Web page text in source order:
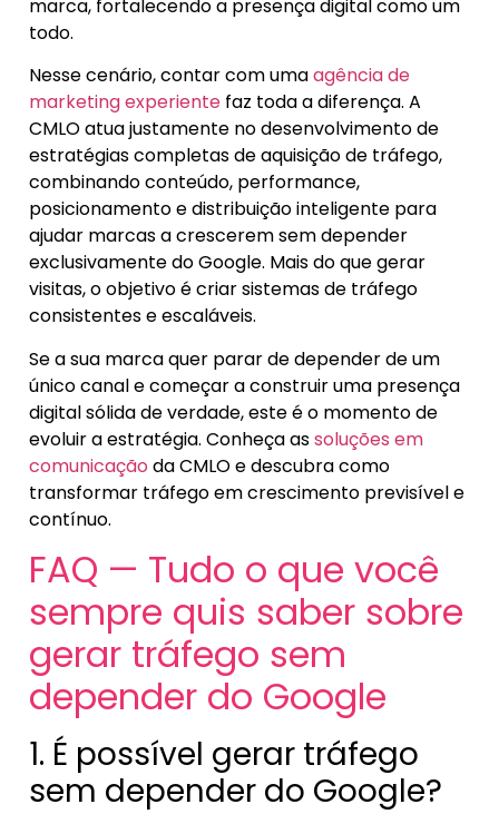
marca, fortalecendo a presença digital como um
todo.
Nesse cenário, contar com umaagência de
marketing experiente faz toda a diferença. A
CMLO atua justamente no desenvolvimento de
estratégias completas de aquisição de tráfego,
combinando conteúdo, performance,
posicionamento e distribuição inteligente para
ajudar marcas a crescerem sem depender
exclusivamente do Google. Mais do que gerar
visitas, o objetivo é criar sistemas de tráfego
consistentes e escaláveis.
Se a sua marca quer parar de depender de um
único canal e começar a construir uma presença
digital sólida de verdade, este é o momento de
evoluir a estratégia. Conheça assoluções em
comunicação da CMLO e descubra como
transformar tráfego em crescimento previsível e
contínuo.
FAQ — Tudo o que você
sempre quis saber sobre
gerar tráfego sem
depender do Google
1. É possível gerar tráfego
sem depender do Google?